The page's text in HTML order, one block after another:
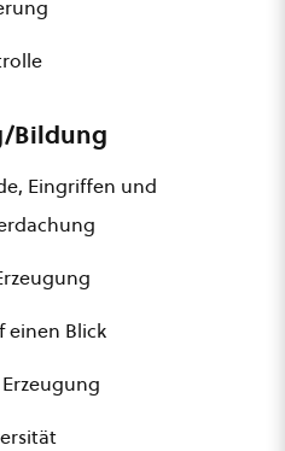
Bildung
Eingriffen und
einen Blick